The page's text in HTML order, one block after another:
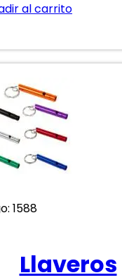
al carrito
1588
Llaveros